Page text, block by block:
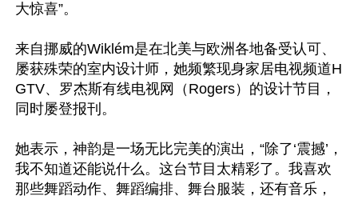
大惊喜”。
来自挪威的Wiklém是在北美与欧洲各地备受认可、
屡获殊荣的室内设计师，她频繁现身家居电视频道H
GTV、罗杰斯有线电视网（Rogers）的设计节目，
同时屡登报刊。
她表示，神韵是一场无比完美的演出，“除了‘震撼’，
我不知道还能说什么。这台节目太精彩了。我喜欢
那些舞蹈动作、舞蹈编排、舞台服装，还有音乐，